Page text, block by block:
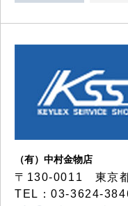
（有）中村金物店
〒130-0011 東京
TEL：03-3624-